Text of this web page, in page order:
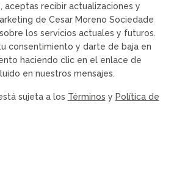
aceptas recibir actualizaciones y
de Cesar Moreno Sociedade
los servicios actuales y futuros.
consentimiento y darte de baja en
haciendo clic en el enlace de
en nuestros mensajes.
sujeta a los Términos y Política de